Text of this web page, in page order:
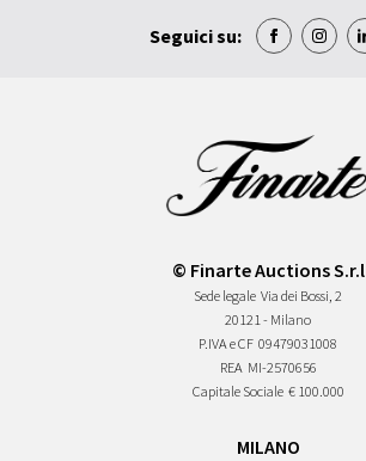
Seguici su:
© Finarte Auctions S.r.l
Sede legale Via dei Bossi, 2
20121 - Milano
P.IVA e CF 09479031008
REA MI-2570656
Capitale Sociale € 100.000
MILANO